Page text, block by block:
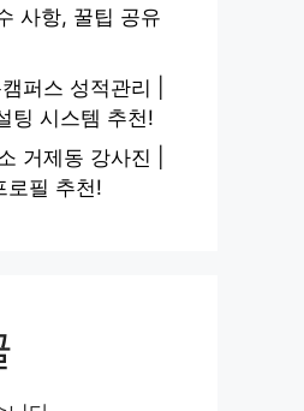
사항, 꿀팁 공유
퍼스 성적관리 |
팅 시스템 추천!
거제동 강사진 |
로필 추천!